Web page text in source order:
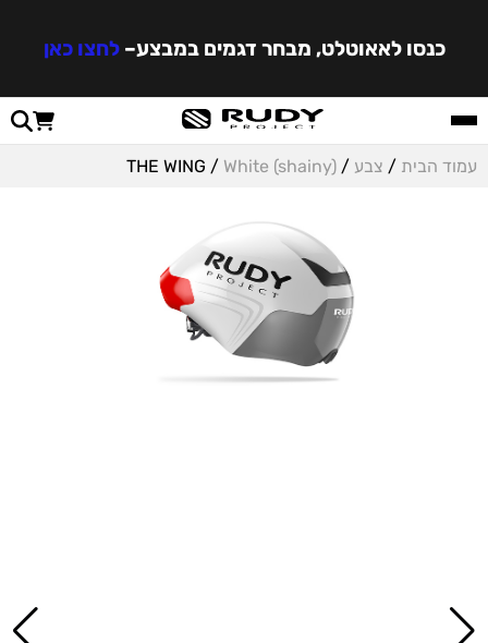
כנסו לאאוטלט, מבחר דגמים במבצע–לחצו כאן
עמוד הבית / צבע /
White (shainy)
/ THE WING